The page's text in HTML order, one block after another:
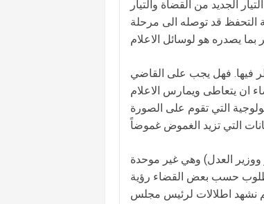
الجديد من القضاة والتيار
التحفظ قد توصله الى مرحلة
فيها. فهل يجب على القاضي
ان يتعاطى ويمارس الاعلام
التي تقوم على الصورة
ووزير العدل) وهي غير موحدة
حسب بعض القضاء رؤية
لم نشهد اطلالات لرئيس مجلس